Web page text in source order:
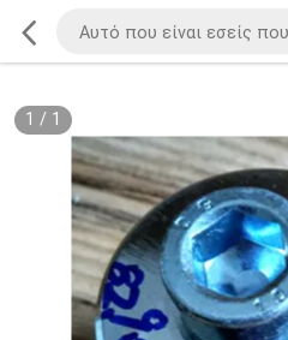
1 / 1